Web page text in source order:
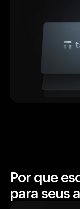
Por que
para seus